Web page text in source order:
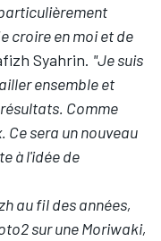
croire en moi et de
Syahrin. "Je suis
ensemble et
Comme
Ce sera un nouveau
à l'idée de
au fil des années,
sur une Moriwaki,